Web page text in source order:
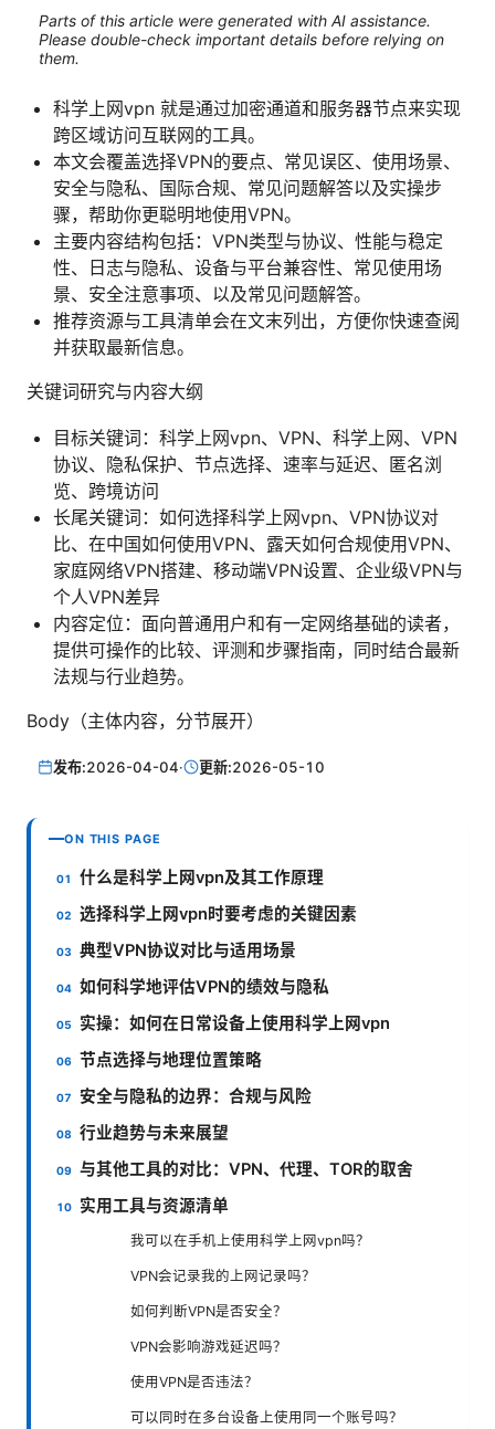
Parts of this article were generated with AI assistance.
Please double-check important details before relying on
them.
科学上网vpn 就是通过加密通道和服务器节点来实现
跨区域访问互联网的工具。
本文会覆盖选择VPN的要点、常见误区、使用场景、
安全与隐私、国际合规、常见问题解答以及实操步
骤，帮助你更聪明地使用VPN。
主要内容结构包括：VPN类型与协议、性能与稳定
性、日志与隐私、设备与平台兼容性、常见使用场
景、安全注意事项、以及常见问题解答。
推荐资源与工具清单会在文末列出，方便你快速查阅
并获取最新信息。
关键词研究与内容大纲
目标关键词：科学上网vpn、VPN、科学上网、VPN
协议、隐私保护、节点选择、速率与延迟、匿名浏
览、跨境访问
长尾关键词：如何选择科学上网vpn、VPN协议对
比、在中国如何使用VPN、露天如何合规使用VPN、
家庭网络VPN搭建、移动端VPN设置、企业级VPN与
个人VPN差异
内容定位：面向普通用户和有一定网络基础的读者，
提供可操作的比较、评测和步骤指南，同时结合最新
法规与行业趋势。
Body（主体内容，分节展开）
发布:2026-04-04· 更新:2026-05-10
ON THIS PAGE
什么是科学上网vpn及其工作原理
选择科学上网vpn时要考虑的关键因素
典型VPN协议对比与适用场景
如何科学地评估VPN的绩效与隐私
实操：如何在日常设备上使用科学上网vpn
节点选择与地理位置策略
安全与隐私的边界：合规与风险
行业趋势与未来展望
与其他工具的对比：VPN、代理、TOR的取舍
实用工具与资源清单
我可以在手机上使用科学上网vpn吗？
VPN会记录我的上网记录吗？
如何判断VPN是否安全？
VPN会影响游戏延迟吗？
使用VPN是否违法？
可以同时在多台设备上使用同一个账号吗？